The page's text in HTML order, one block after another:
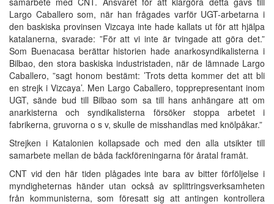
Largo Caballero som, när han frågades varför UGT-arbetarna i
den baskiska provinsen Vizcaya inte hade kallats ut för att hjälpa
katalanerna, svarade: ”För att vi inte är tvingade att göra det.”
Som Buenacasa berättar historien hade anarkosyndikalisterna i
Bilbao, den stora baskiska industristaden, när de lämnade Largo
Caballero, ”sagt honom bestämt: ’Trots detta kommer det att bli
en strejk i Vizcaya’. Men Largo Caballero, topprepresentant inom
UGT, sände bud till Bilbao som sa till hans anhängare att om
anarkisterna och syndikalisterna försöker stoppa arbetet i
fabrikerna, gruvorna o s v, skulle de misshandlas med knölpåkar.”
Strejken i Katalonien kollapsade och med den alla utsikter till
samarbete mellan de båda fackföreningarna för åratal framåt.
CNT vid den här tiden plågades inte bara av bitter förföljelse i
myndigheternas händer utan också av splittringsverksamheten
från kommunisterna, som föresatt sig att antingen kontrollera